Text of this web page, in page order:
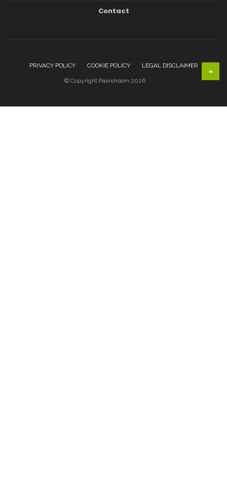
Contact
PRIVACY POLICY COOKIE POLICY LEGAL DISCLAIMER
© Copyright Palindroom 2026